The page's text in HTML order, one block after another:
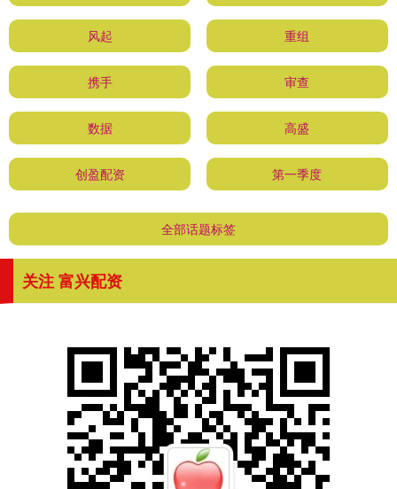
风起 重组
携手 审查
数据 高盛
创盈配资 第一季度
全部话题标签
关注 富兴配资